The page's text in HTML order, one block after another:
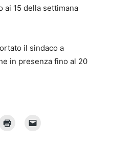
ai 15 della settimana
il sindaco a
in presenza fino al 20